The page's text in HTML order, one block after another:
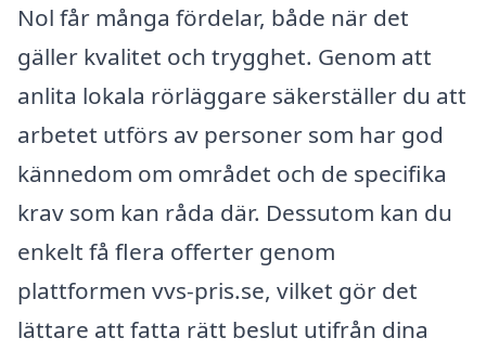
Nol får många fördelar, både när det
gäller kvalitet och trygghet. Genom att
anlita lokala rörläggare säkerställer du att
arbetet utförs av personer som har god
kännedom om området och de specifika
krav som kan råda där. Dessutom kan du
enkelt få flera offerter genom
plattformen vvs-pris.se, vilket gör det
lättare att fatta rätt beslut utifrån dina